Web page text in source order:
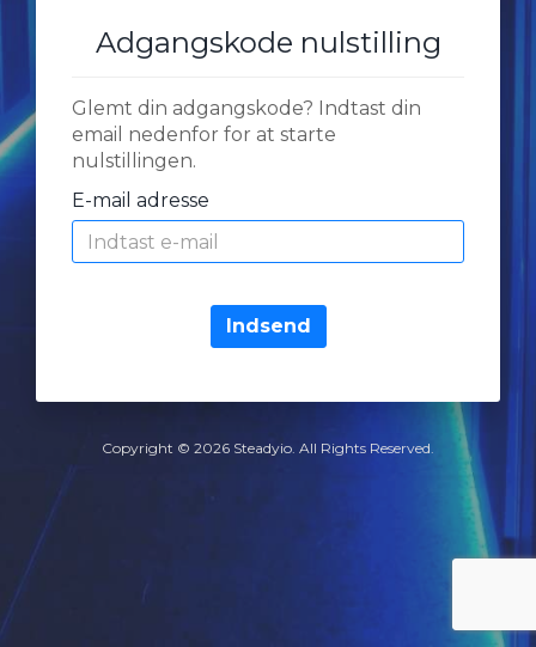
Adgangskode nulstilling
Glemt din adgangskode? Indtast din
email nedenfor for at starte
nulstillingen.
E-mail adresse
Indsend
Copyright © 2026 Steadyio. All Rights Reserved.